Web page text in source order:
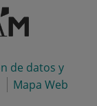
de datos y
Mapa Web